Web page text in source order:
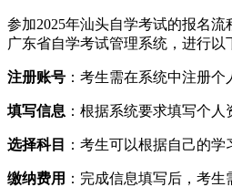
参加2025年汕头自学考试的报名
广东省自学考试管理系统，进行以
注册账号 ：考生需在系统中注册个
填写信息 ：根据系统要求填写个人
选择科目 ：考生可以根据自己的学
缴纳费用 ：完成信息填写后，考生